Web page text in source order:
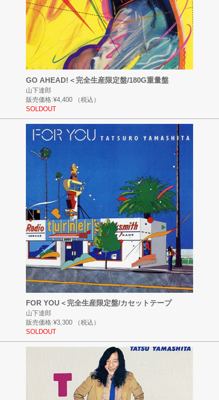
GO AHEAD!＜完全生産限定盤/180G重量盤
山下達郎
販売価格:¥4,400
（税込）
SOLDOUT
FOR YOU＜完全生産限定盤/カセットテープ
山下達郎
販売価格:¥3,300
（税込）
SOLDOUT